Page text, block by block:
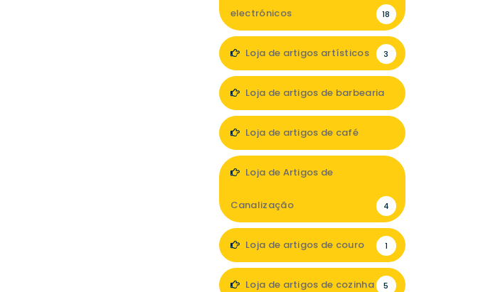
electrónicos 18
Loja de artigos artísticos 3
Loja de artigos de barbearia
Loja de artigos de café
Loja de Artigos de
Canalização 4
Loja de artigos de couro 1
Loja de artigos de cozinha 5